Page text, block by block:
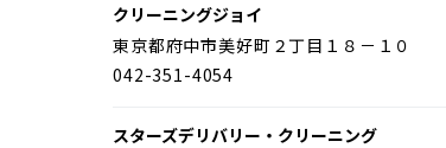
クリーニングジョイ
東京都府中市美好町２丁目１８－１０
042-351-4054
スターズデリバリー・クリーニング